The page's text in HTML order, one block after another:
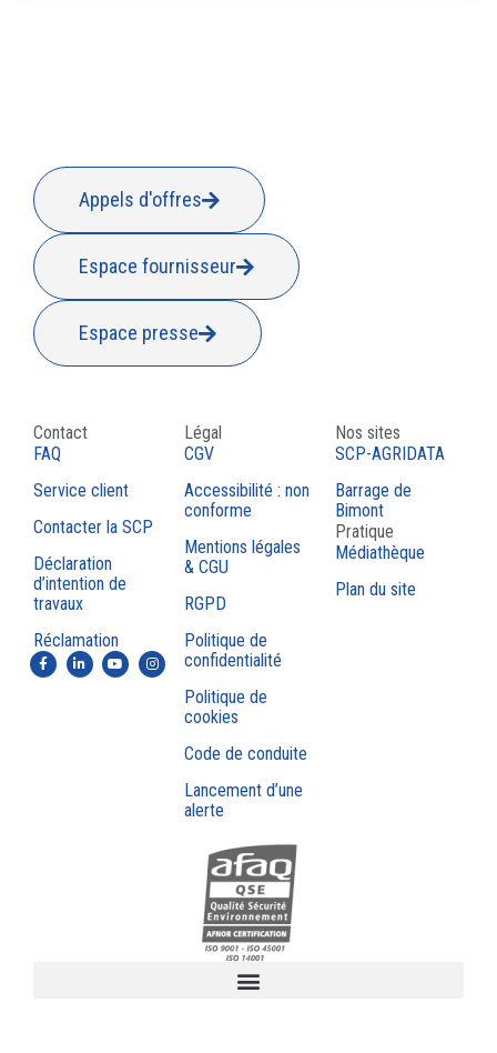
Appels d'offres
Espace fournisseur
Espace presse
Contact
FAQ
Service client
Contacter la SCP
Déclaration
d’intention de
travaux
Réclamation
Légal
CGV
Accessibilité : non
conforme
Mentions légales
& CGU
RGPD
Politique de
confidentialité
Politique de
cookies
Code de conduite
Lancement d’une
alerte
Nos sites
SCP-AGRIDATA
Barrage de
Bimont
Pratique
Médiathèque
Plan du site